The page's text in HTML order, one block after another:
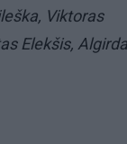
Viktoras
Elekšis,